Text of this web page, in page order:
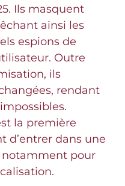
Ils masquent
ainsi les
espions de
Outre
ils
rendant
la première
d’entrer dans une
pour